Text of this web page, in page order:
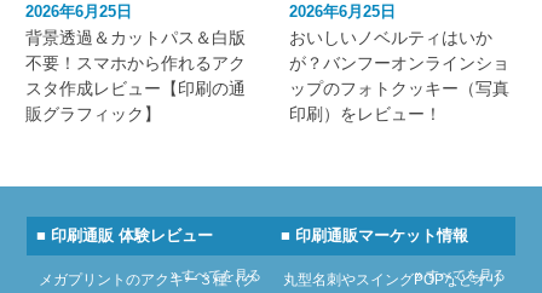
2026年6月25日
背景透過＆カットパス＆白版
不要！スマホから作れるアク
スタ作成レビュー【印刷の通
販グラフィック】
2026年6月25日
おいしいノベルティはいか
が？バンフーオンラインショ
ップのフォトクッキー（写真
印刷）をレビュー！
■ 印刷通販 体験レビュー
» すべてを見る
メガプリントのアクキー３種（ク
■ 印刷通販マーケット情報
» すべてを見る
丸型名刺やスイングPOPなどオリ